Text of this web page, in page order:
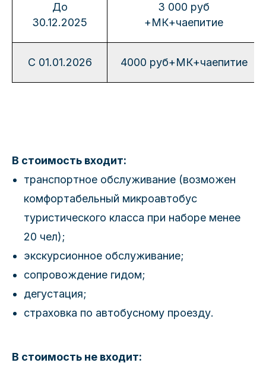
До
30.12.2025
3 000 руб
+МК+чаепитие
С 01.01.2026 4000 руб+МК+чаепитие
В стоимость входит:
транспортное обслуживание (возможен
комфортабельный микроавтобус
туристического класса при наборе менее
20 чел);
экскурсионное обслуживание;
сопровождение гидом;
дегустация;
страховка по автобусному проезду.
В стоимость не входит: